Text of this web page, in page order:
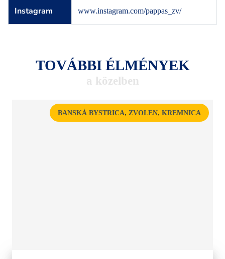
Instagram www.instagram.com/pappas_zv/
TOVÁBBI ÉLMÉNYEK
a közelben
BANSKÁ BYSTRICA, ZVOLEN, KREMNICA